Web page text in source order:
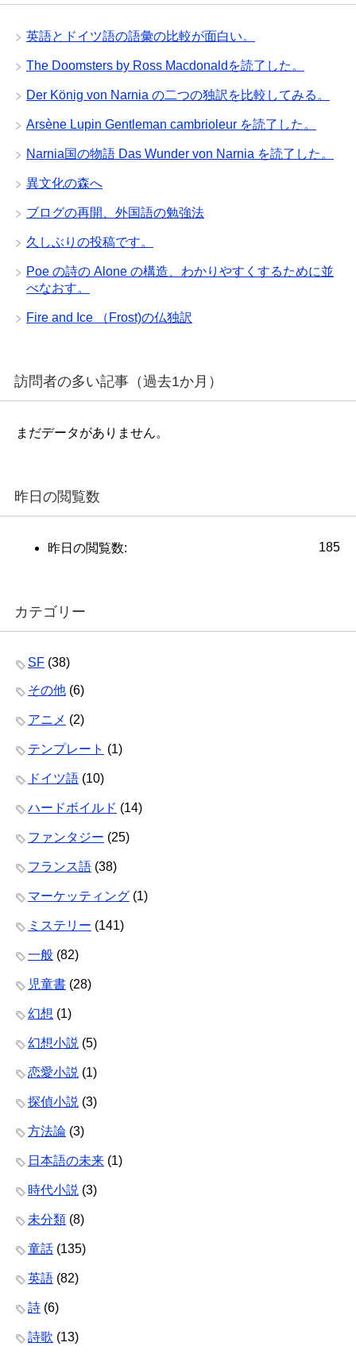
英語とドイツ語の語彙の比較が面白い。
The Doomsters by Ross Macdonaldを読了した。
Der König von Narnia の二つの独訳を比較してみる。
Arsène Lupin Gentleman cambrioleur を読了した。
Narnia国の物語 Das Wunder von Narnia を読了した。
異文化の森へ
ブログの再開、外国語の勉強法
久しぶりの投稿です。
Poe の詩の Alone の構造、わかりやすくするために並
べなおす。
Fire and Ice （Frost)の仏独訳
訪問者の多い記事（過去1か月）
まだデータがありません。
昨日の閲覧数
185
昨日の閲覧数:
カテゴリー
SF (38)
その他 (6)
アニメ (2)
テンプレート (1)
ドイツ語 (10)
ハードボイルド (14)
ファンタジー (25)
フランス語 (38)
マーケッティング (1)
ミステリー (141)
一般 (82)
児童書 (28)
幻想 (1)
幻想小説 (5)
恋愛小説 (1)
探偵小説 (3)
方法論 (3)
日本語の未来 (1)
時代小説 (3)
未分類 (8)
童話 (135)
英語 (82)
詩 (6)
詩歌 (13)